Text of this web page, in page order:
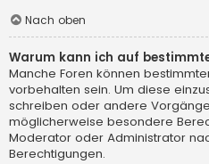
Nach oben
Warum kann ich auf
Manche Foren können
vorbehalten sein. Um diese
schreiben oder andere
möglicherweise besondere
Moderator oder Administrator
Berechtigungen.